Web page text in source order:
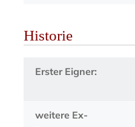
Historie
Erster Eigner:
weitere Ex-